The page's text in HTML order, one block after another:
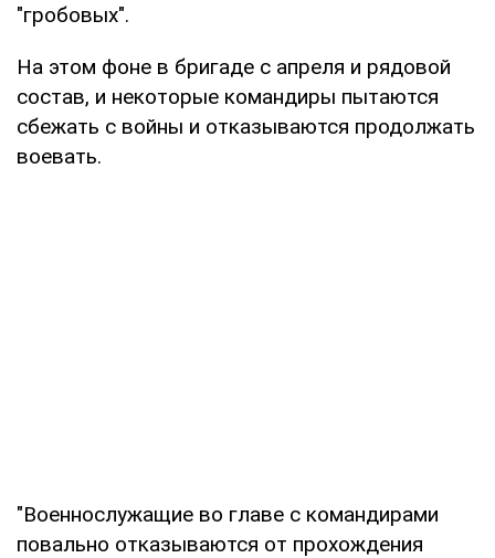
"гробовых".
На этом фоне в бригаде с апреля и рядовой
состав, и некоторые командиры пытаются
сбежать с войны и отказываются продолжать
воевать.
"Военнослужащие во главе с командирами
повально отказываются от прохождения